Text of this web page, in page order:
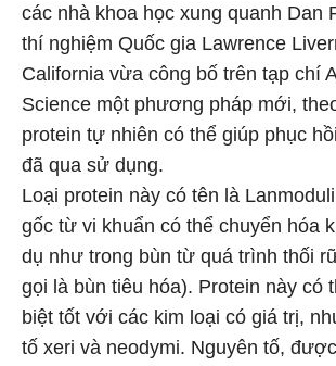
các nhà khoa học xung quanh Dan
thí nghiệm Quốc gia Lawrence
California vừa công bố trên tạp chí
Science một phương pháp mới,
protein tự nhiên có thể giúp phục
đã qua sử dụng.
Loại protein này có tên là
gốc từ vi khuẩn có thể chuyển hóa
dụ như trong bùn từ quá trình thối
gọi là bùn tiêu hóa). Protein này có
biệt tốt với các kim loại có giá trị,
tố xeri và neodymi. Nguyên tố,